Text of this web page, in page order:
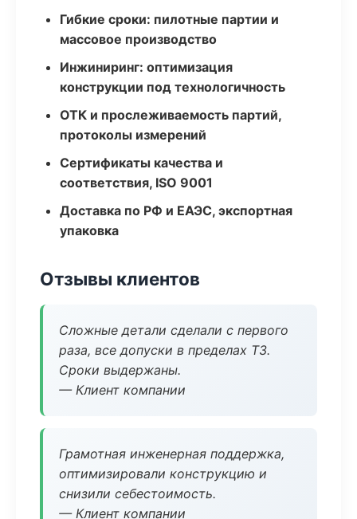
Гибкие сроки: пилотные партии и
массовое производство
Инжиниринг: оптимизация
конструкции под технологичность
ОТК и прослеживаемость партий,
протоколы измерений
Сертификаты качества и
соответствия, ISO 9001
Доставка по РФ и ЕАЭС, экспортная
упаковка
Отзывы клиентов
Сложные детали сделали с первого
раза, все допуски в пределах ТЗ.
Сроки выдержаны.
— Клиент компании
Грамотная инженерная поддержка,
оптимизировали конструкцию и
снизили себестоимость.
— Клиент компании